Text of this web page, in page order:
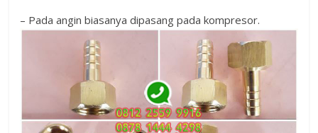
– Pada angin biasanya dipasang pada kompresor.